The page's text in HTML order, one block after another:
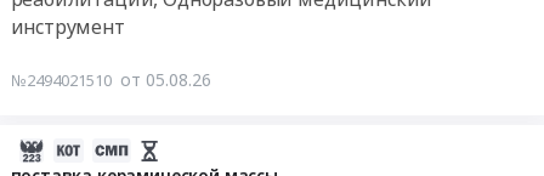
инструмент
№2494021510 от 05.08.26